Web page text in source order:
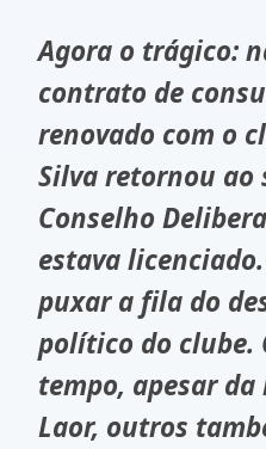
Agora o trágico:
contrato de
renovado com o
Silva retornou ao
Conselho
estava
puxar a fila do
político do clube.
tempo, apesar
Laor, outros